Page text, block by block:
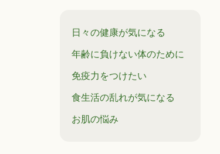
日々の健康が気になる
年齢に負けない体のために
免疫力をつけたい
食生活の乱れが気になる
お肌の悩み